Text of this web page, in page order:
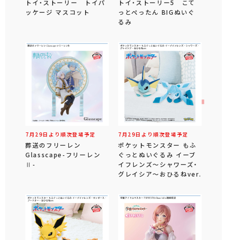
トイ・ストーリー トイパ
ッケージ マスコット
トイ・ストーリー5 こて
っとぺったん BIGぬいぐ
るみ
7月29日より順次登場予定
葬送のフリーレン
Glasscape-フリーレン
Ⅱ-
7月29日より順次登場予定
ポケットモンスター もふ
ぐっとぬいぐるみ イーブ
イフレンズ～シャワーズ・
グレイシア～おひるねver.